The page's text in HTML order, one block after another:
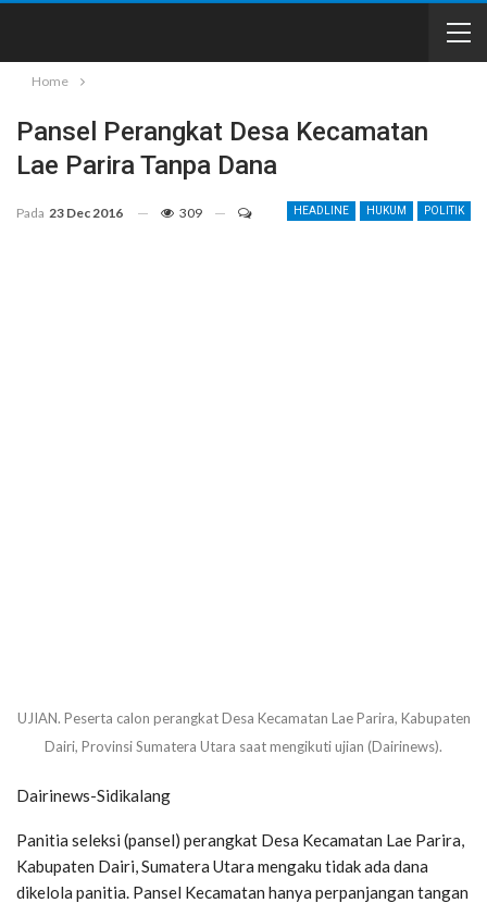
Home
Pansel Perangkat Desa Kecamatan
Lae Parira Tanpa Dana
HEADLINE HUKUM POLITIK
Pada 23 Dec 2016 309
UJIAN. Peserta calon perangkat Desa Kecamatan Lae Parira, Kabupaten
Dairi, Provinsi Sumatera Utara saat mengikuti ujian (Dairinews).
Dairinews-Sidikalang
Panitia seleksi (pansel) perangkat Desa Kecamatan Lae Parira,
Kabupaten Dairi, Sumatera Utara mengaku tidak ada dana
dikelola panitia. Pansel Kecamatan hanya perpanjangan tangan